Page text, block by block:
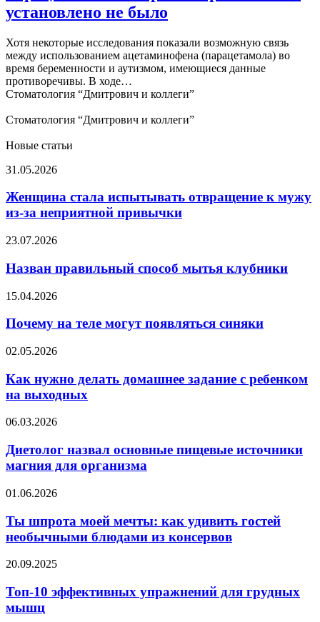
и
парацетамола
во
время
беременности
установлено
было
установлено не было
Хотя некоторые исследования показали возможную связь
между использованием ацетаминофена (парацетамола) во
время беременности и аутизмом, имеющиеся данные
противоречивы. В ходе…
Стоматология “Дмитрович и коллеги”
Стоматология “Дмитрович и коллеги”
Новые статьи
Женщина
испытывать
отвращение
к
из-
неприятной
31.05.2026
Женщина стала испытывать отвращение к мужу
из-за неприятной привычки
Назван
способ
мытья
клубники
23.07.2026
Назван правильный способ мытья клубники
Почему
теле
появляться
15.04.2026
Почему на теле могут появляться синяки
Как
делать
домашнее
задание
ребенком
выходных
02.05.2026
Как нужно делать домашнее задание с ребенком
на выходных
Диетолог
основные
пищевые
источники
для
06.03.2026
Диетолог назвал основные пищевые источники
магния для организма
Ты
моей
мечты:
как
гостей
блюдами
из
01.06.2026
Ты шпрота моей мечты: как удивить гостей
необычными блюдами из консервов
Топ-10
упражнений
для
грудных
20.09.2025
Топ-10 эффективных упражнений для грудных
мышц